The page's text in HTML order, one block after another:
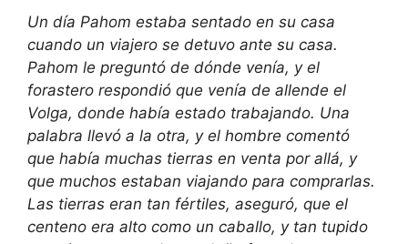
Un día Pahom estaba sentado en su casa
cuando un viajero se detuvo ante su casa.
Pahom le preguntó de dónde venía, y el
forastero respondió que venía de allende el
Volga, donde había estado trabajando. Una
palabra llevó a la otra, y el hombre comentó
que había muchas tierras en venta por allá, y
que muchos estaban viajando para comprarlas.
Las tierras eran tan fértiles, aseguró, que el
centeno era alto como un caballo, y tan tupido